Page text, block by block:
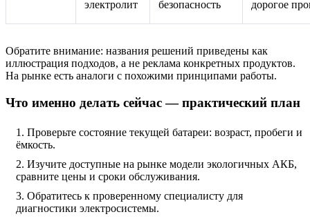
электролит
безопасность
дорогое
Обратите внимание: названия решений приведены как
иллюстрация подходов, а не реклама конкретных продуктов.
На рынке есть аналоги с похожими принципами работы.
Что именно делать сейчас — практический план
Проверьте состояние текущей батареи: возраст, пробеги и
ёмкость.
Изучите доступные на рынке модели экологичных АКБ,
сравните цены и сроки обслуживания.
Обратитесь к проверенному специалисту для
диагностики электросистемы.